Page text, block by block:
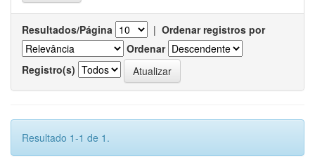
Resultados/Página | Ordenar registros por
Ordenar
Registro(s)
Resultado 1-1 de 1.